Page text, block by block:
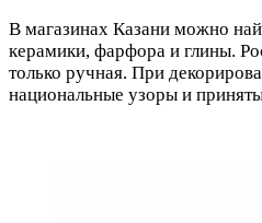
В магазинах Казани можно
керамики, фарфора и глины.
только ручная. При
национальные узоры и